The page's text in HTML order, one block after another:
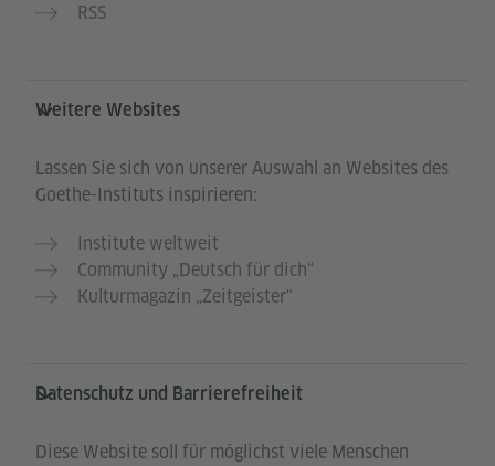
RSS
Weitere Websites
Lassen Sie sich von unserer Auswahl an Websites des
Goethe-Instituts inspirieren:
Institute weltweit
Community „Deutsch für dich“
Kulturmagazin „Zeitgeister"
Datenschutz und Barrierefreiheit
Diese Website soll für möglichst viele Menschen